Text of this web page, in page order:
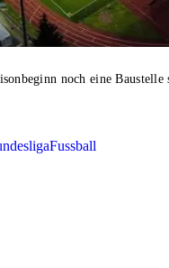
noch eine Baustelle
Fussball